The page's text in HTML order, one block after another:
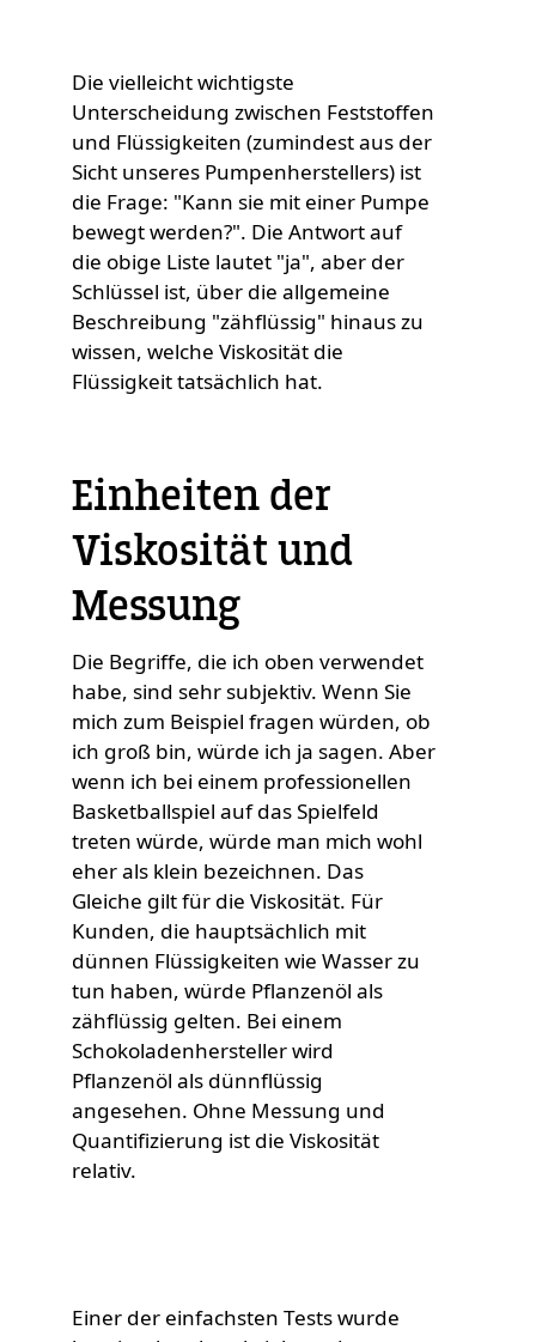
Die vielleicht wichtigste
Unterscheidung zwischen Feststoffen
und Flüssigkeiten (zumindest aus der
Sicht unseres Pumpenherstellers) ist
die Frage: "Kann sie mit einer Pumpe
bewegt werden?". Die Antwort auf
die obige Liste lautet "ja", aber der
Schlüssel ist, über die allgemeine
Beschreibung "zähflüssig" hinaus zu
wissen, welche Viskosität die
Flüssigkeit tatsächlich hat.
Einheiten der
Viskosität und
Messung
Die Begriffe, die ich oben verwendet
habe, sind sehr subjektiv. Wenn Sie
mich zum Beispiel fragen würden, ob
ich groß bin, würde ich ja sagen. Aber
wenn ich bei einem professionellen
Basketballspiel auf das Spielfeld
treten würde, würde man mich wohl
eher als klein bezeichnen. Das
Gleiche gilt für die Viskosität. Für
Kunden, die hauptsächlich mit
dünnen Flüssigkeiten wie Wasser zu
tun haben, würde Pflanzenöl als
zähflüssig gelten. Bei einem
Schokoladenhersteller wird
Pflanzenöl als dünnflüssig
angesehen. Ohne Messung und
Quantifizierung ist die Viskosität
relativ.
Einer der einfachsten Tests wurde